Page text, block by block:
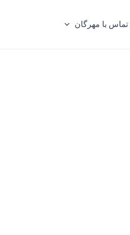
تماس با مهرگان